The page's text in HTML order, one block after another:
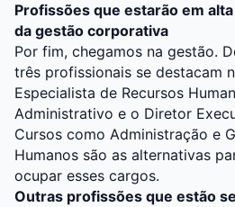
Profissões que estarão em
da gestão corporativa
Por fim, chegamos na gestão.
três profissionais se destacam
Especialista de Recursos
Administrativo e o Diretor
Cursos como Administração e
Humanos são as alternativas
ocupar esses cargos.
Outras profissões que estão